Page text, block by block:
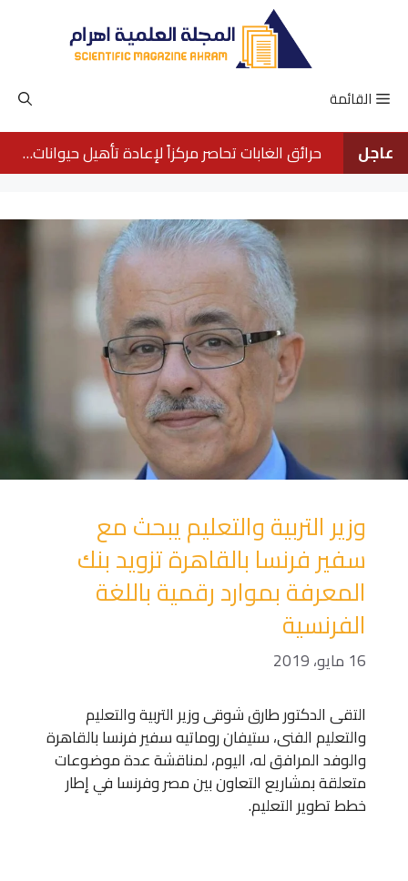
القائمة
عاجل حرائق الغابات تحاصر مركزاً لإعادة تأهيل حيوانات الأورانجوتان في بورنيو
وزير التربية والتعليم يبحث مع
سفير فرنسا بالقاهرة تزويد بنك
المعرفة بموارد رقمية باللغة
الفرنسية
16 مايو، 2019
التقى الدكتور طارق شوقى وزير التربية والتعليم
والتعليم الفنى، ستيفان روماتيه سفير فرنسا بالقاهرة
والوفد المرافق له، اليوم، لمناقشة عدة موضوعات
متعلقة بمشاريع التعاون بين مصر وفرنسا في إطار
خطط تطوير التعليم.